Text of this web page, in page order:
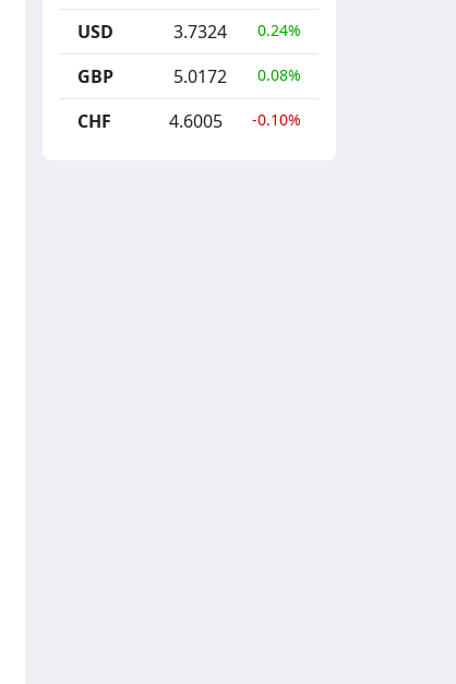
USD 3.7324 0.24%
GBP 5.0172 0.08%
CHF 4.6005 -0.10%